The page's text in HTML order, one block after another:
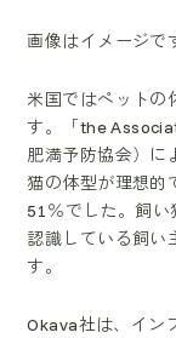
画像はイメージで
米国ではペットの
す。「the
肥満予防協会）に
猫の体型が理想的
51％でした。飼い
認識している飼い
す。
Okava社は、イン